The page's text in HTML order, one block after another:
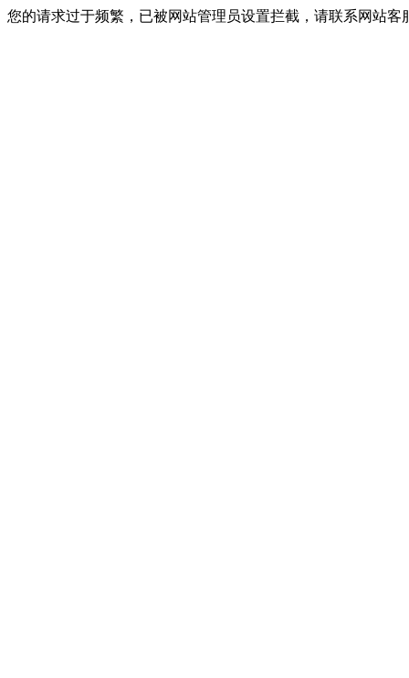
您的请求过于频繁，已被网站管理员设置拦截，请联系网站客